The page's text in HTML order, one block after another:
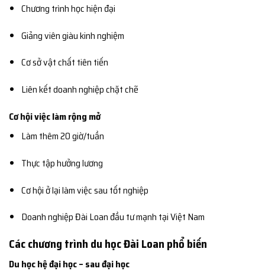
Chương trình học hiện đại
Giảng viên giàu kinh nghiệm
Cơ sở vật chất tiên tiến
Liên kết doanh nghiệp chặt chẽ
Cơ hội việc làm rộng mở
Làm thêm 20 giờ/tuần
Thực tập hưởng lương
Cơ hội ở lại làm việc sau tốt nghiệp
Doanh nghiệp Đài Loan đầu tư mạnh tại Việt Nam
Các chương trình du học Đài Loan phổ biến
Du học hệ đại học – sau đại học